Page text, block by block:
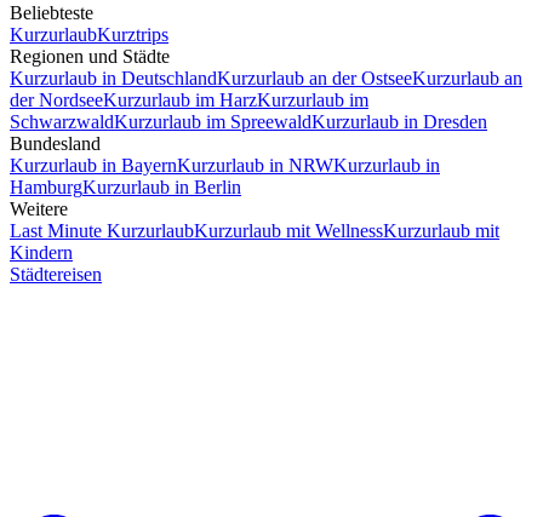
Beliebteste
KurzurlaubKurztrips
Regionen und Städte
Kurzurlaub in DeutschlandKurzurlaub an der OstseeKurzurlaub an
der NordseeKurzurlaub im HarzKurzurlaub im
SchwarzwaldKurzurlaub im SpreewaldKurzurlaub in Dresden
Bundesland
Kurzurlaub in BayernKurzurlaub in NRWKurzurlaub in
HamburgKurzurlaub in Berlin
Weitere
Last Minute KurzurlaubKurzurlaub mit WellnessKurzurlaub mit
Kindern
Städtereisen